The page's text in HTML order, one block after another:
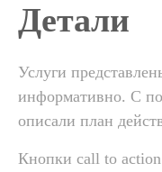
Детали
Услуги
информативно. С
описали план
Кнопки сall to